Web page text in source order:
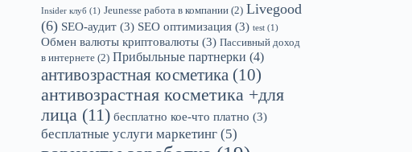
Insider клуб (1) Jeunesse работа в компании (2) Livegood
(6) SEO-аудит (3) SEO оптимизация (3) test (1)
Обмен валюты криптовалюты (3) Пассивный доход
в интернете (2) Прибыльные партнерки (4)
антивозрастная косметика (10)
антивозрастная косметика +для
лица (11) бесплатно кое-что платно (3)
бесплатные услуги маркетинг (5)